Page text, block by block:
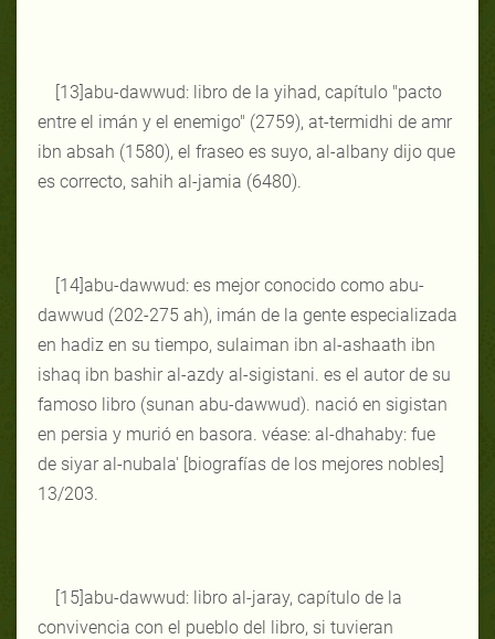
[13]abu-dawwud: libro de la yihad, capítulo "pacto
entre el imán y el enemigo" (2759), at-termidhi de amr
ibn absah (1580), el fraseo es suyo, al-albany dijo que
es correcto, sahih al-jamia (6480).
[14]abu-dawwud: es mejor conocido como abu-
dawwud (202-275 ah), imán de la gente especializada
en hadiz en su tiempo, sulaiman ibn al-ashaath ibn
ishaq ibn bashir al-azdy al-sigistani. es el autor de su
famoso libro (sunan abu-dawwud). nació en sigistan
en persia y murió en basora. véase: al-dhahaby: fue
de siyar al-nubala' [biografías de los mejores nobles]
13/203.
[15]abu-dawwud: libro al-jaray, capítulo de la
convivencia con el pueblo del libro, si tuvieran